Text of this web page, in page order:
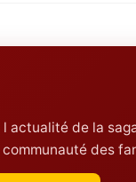
actualité de la
des